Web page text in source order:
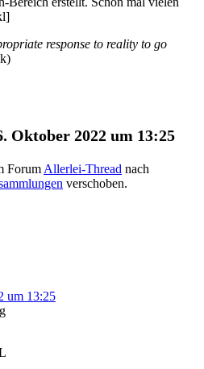
response to reality to go
Oktober 2022 um 13:25
Forum Allerlei-Thread nach
verschoben.
um 13:25